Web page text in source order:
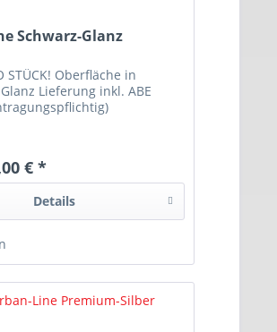
Schwarz-Glanz
STÜCK! Oberfläche in
Lieferung inkl. ABE
€ *
Details